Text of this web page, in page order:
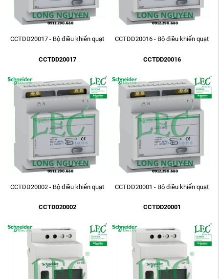
CCTDD20017 - Bộ điều khiển quạt
CCTDD20017
CCTDD20016 - Bộ điều khiển quạt
CCTDD20016
CCTDD20002 - Bộ điều khiển quạt
CCTDD20002
CCTDD20001 - Bộ điều khiển quạt
CCTDD20001